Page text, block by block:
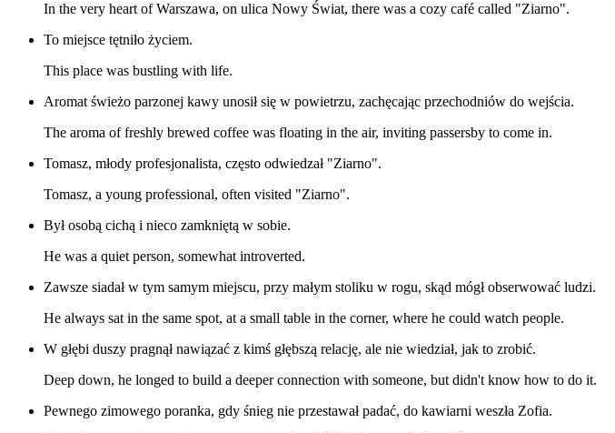
In the very heart of Warszawa, on ulica Nowy Świat, there was a cozy café called "Ziarno".
To miejsce tętniło życiem.
This place was bustling with life.
Aromat świeżo parzonej kawy unosił się w powietrzu, zachęcając przechodniów do wejścia.
The aroma of freshly brewed coffee was floating in the air, inviting passersby to come in.
Tomasz, młody profesjonalista, często odwiedzał "Ziarno".
Tomasz, a young professional, often visited "Ziarno".
Był osobą cichą i nieco zamkniętą w sobie.
He was a quiet person, somewhat introverted.
Zawsze siadał w tym samym miejscu, przy małym stoliku w rogu, skąd mógł obserwować ludzi.
He always sat in the same spot, at a small table in the corner, where he could watch people.
W głębi duszy pragnął nawiązać z kimś głębszą relację, ale nie wiedział, jak to zrobić.
Deep down, he longed to build a deeper connection with someone, but didn't know how to do it.
Pewnego zimowego poranka, gdy śnieg nie przestawał padać, do kawiarni weszła Zofia.